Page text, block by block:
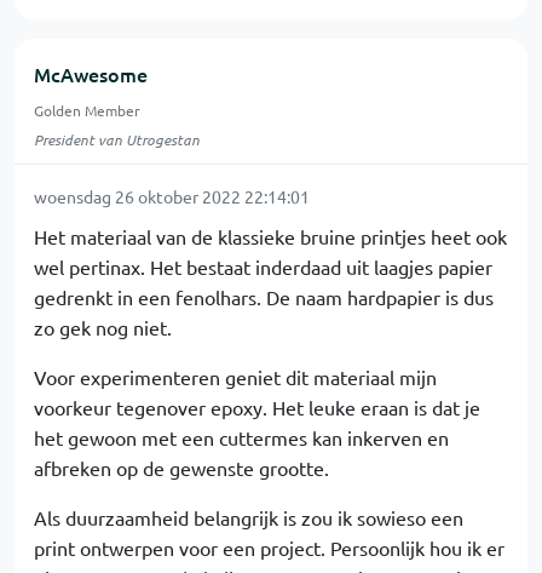
McAwesome
Golden Member
President van Utrogestan
woensdag 26 oktober 2022 22:14:01
Het materiaal van de klassieke bruine printjes heet ook
wel pertinax. Het bestaat inderdaad uit laagjes papier
gedrenkt in een fenolhars. De naam hardpapier is dus
zo gek nog niet.
Voor experimenteren geniet dit materiaal mijn
voorkeur tegenover epoxy. Het leuke eraan is dat je
het gewoon met een cuttermes kan inkerven en
afbreken op de gewenste grootte.
Als duurzaamheid belangrijk is zou ik sowieso een
print ontwerpen voor een project. Persoonlijk hou ik er